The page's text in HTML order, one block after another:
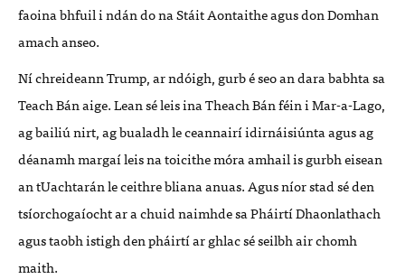
faoina bhfuil i ndán do na Stáit Aontaithe agus don Domhan
amach anseo.
Ní chreideann Trump, ar ndóigh, gurb é seo an dara babhta sa
Teach Bán aige. Lean sé leis ina Theach Bán féin iMar-a-Lago,
ag bailiú nirt, ag bualadh le ceannairí idirnáisiúnta agus ag
déanamh margaí leis na toicithe móra amhail is gurbh eisean
an tUachtarán le ceithre bliana anuas. Agus níor stad sé den
tsíorchogaíocht ar a chuid naimhde sa Pháirtí Dhaonlathach
agus taobh istigh den pháirtí ar ghlac sé seilbh air chomh
maith.